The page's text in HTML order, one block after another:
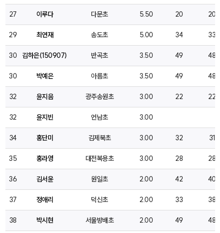
27 이루다 다문초 5.50 20 20
29 최연재 송도초 5.00 34 33
30 김하은(150907) 반곡초 3.50 49 48
30 박예은 아름초 3.50 49 48
32 윤지음 광주송원초 3.00 22 22
32 윤지빈 언남초 3.00
34 홍단미 김제북초 3.00 32 31
35 홍라영 대전복용초 3.00 28 28
36 김서윤 원일초 2.00 42 40
37 정애리 덕신초 2.00 33 38
38 박시현 서울방배초 2.00 49 48